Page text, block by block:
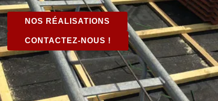
NOS RÉALISATIONS
CONTACTEZ-NOUS !